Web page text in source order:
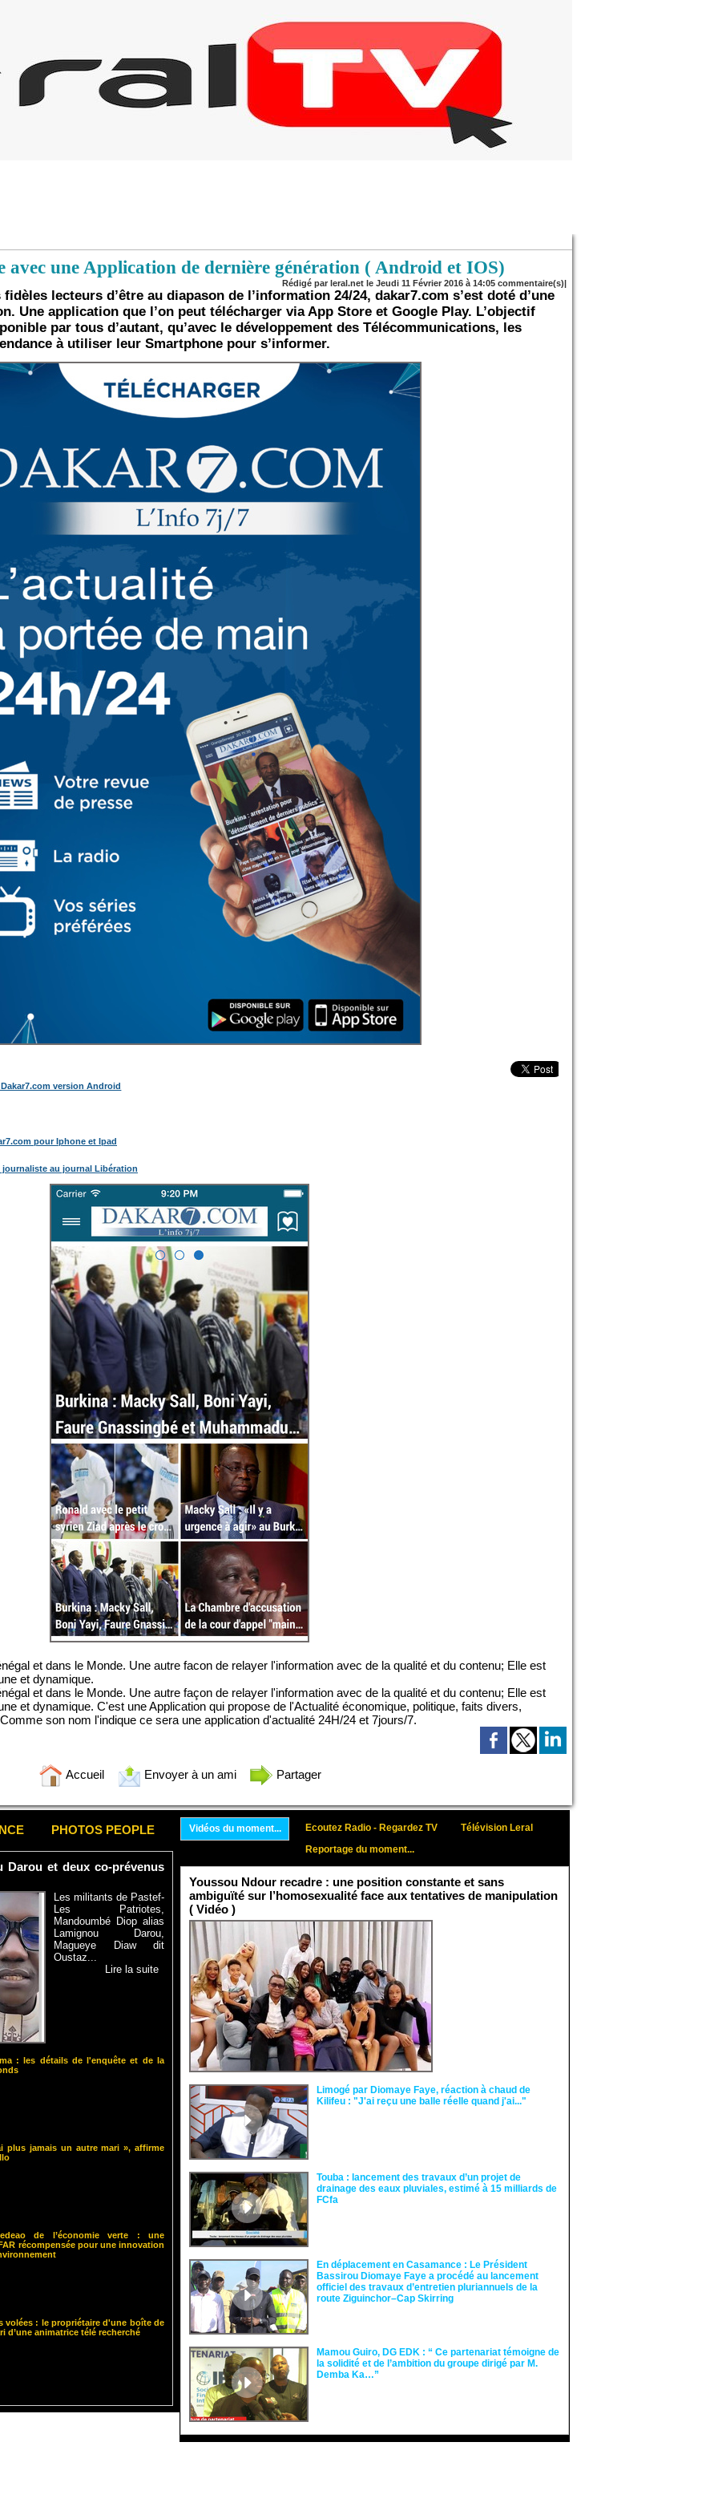
avec une Application de dernière génération ( Android et IOS)
Rédigé par leral.net le Jeudi 11 Février 2016 à 14:05 commentaire(s)|
lecteurs d’être au diapason de l’information 24/24, dakar7.com s’est doté d’une
Une application que l’on peut télécharger via App Store et Google Play. L’objectif
par tous d’autant, qu’avec le développement des Télécommunications, les
à utiliser leur Smartphone pour s’informer.
version Android
pour Iphone et Ipad
journaliste au journal Libération
et dans le Monde. Une autre facon de relayer l'information avec de la qualité et du contenu; Elle est
et dynamique.
et dans le Monde. Une autre façon de relayer l'information avec de la qualité et du contenu; Elle est
et dynamique. C'est une Application qui propose de l'Actualité économique, politique, faits divers,
son nom l'indique ce sera une application d'actualité 24H/24 et 7jours/7.
Accueil Envoyer à un ami Partager
PHOTOS PEOPLE
Darou et deux co-prévenus
Les militants de Pastef-
Les Patriotes,
Mandoumbé Diop alias
Lamignou Darou,
Magueye Diaw dit
Oustaz...
Lire la suite
: les détails de l'enquête et de la
plus jamais un autre mari », affirme
de l’économie verte : une
récompensée pour une innovation
volées : le propriétaire d'une boîte de
d’une animatrice télé recherché
Vidéos du moment... Ecoutez Radio - Regardez TV
Télévision Leral
Reportage du moment...
Youssou Ndour recadre : une position constante et sans
ambiguïté sur l’homosexualité face aux tentatives de manipulation
( Vidéo )
Limogé par Diomaye Faye, réaction à chaud de
Kilifeu : "J'ai reçu une balle réelle quand j'ai..."
Touba : lancement des travaux d’un projet de
drainage des eaux pluviales, estimé à 15 milliards de
FCfa ‎
En déplacement en Casamance : Le Président
Bassirou Diomaye Faye a procédé au lancement
officiel des travaux d’entretien pluriannuels de la
route Ziguinchor–Cap Skirring
Mamou Guiro, DG EDK : “ Ce partenariat témoigne de
la solidité et de l’ambition du groupe dirigé par M.
Demba Ka…”